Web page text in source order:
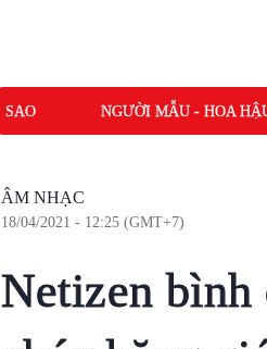
SAO NGƯỜI MẪU - HOA
ÂM NHẠC
18/04/2021 - 12:25 (GMT+7)
Netizen bình